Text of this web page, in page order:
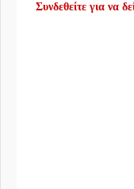
Συνδεθείτε για να